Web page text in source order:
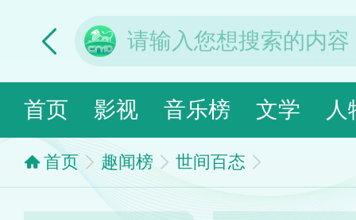
首页 影视 音乐榜 文学 人
首页 趣闻榜 世间百态